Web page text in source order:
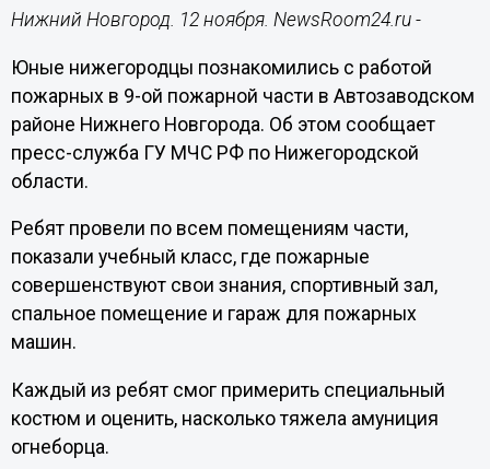
Нижний Новгород. 12 ноября. NewsRoom24.ru -
Юные нижегородцы познакомились с работой
пожарных в 9-ой пожарной части в Автозаводском
районе Нижнего Новгорода. Об этом сообщает
пресс-служба ГУ МЧС РФ по Нижегородской
области.
Ребят провели по всем помещениям части,
показали учебный класс, где пожарные
совершенствуют свои знания, спортивный зал,
спальное помещение и гараж для пожарных
машин.
Каждый из ребят смог примерить специальный
костюм и оценить, насколько тяжела амуниция
огнеборца.